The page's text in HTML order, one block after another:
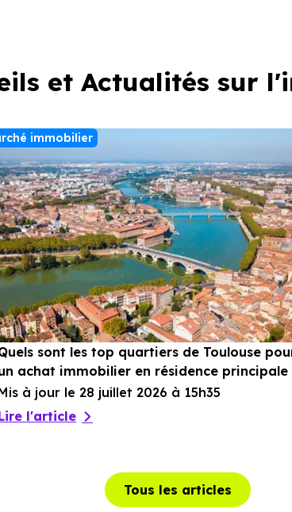
et Actualités sur
immobilier
sont les top quartiers de Toulouse
achat immobilier en résidence principale
à jour le 28 juillet 2026 à 15h35
l'article
Tous les articles